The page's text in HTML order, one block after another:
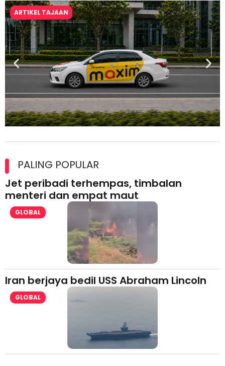
ARTIKEL TAJAAN
lesen separuh pertama 2026
PALING POPULAR
Jet peribadi terhempas, timbalan
menteri dan empat maut
GLOBAL
Iran berjaya bedil USS Abraham Lincoln
GLOBAL